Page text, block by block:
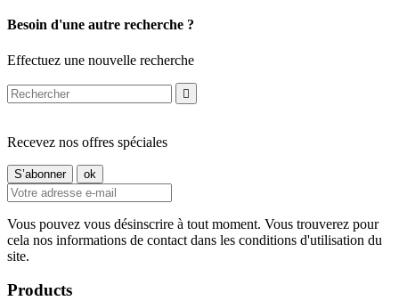
Besoin d'une autre recherche ?
Effectuez une nouvelle recherche

Recevez nos offres spéciales
Vous pouvez vous désinscrire à tout moment. Vous trouverez pour
cela nos informations de contact dans les conditions d'utilisation du
site.
Products